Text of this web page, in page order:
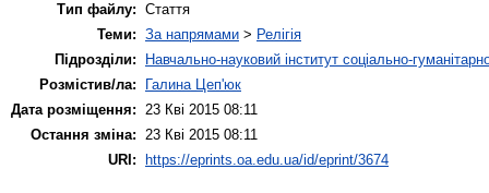
Тип файлу: Стаття
Теми: За напрямами > Релігія
Підрозділи:
Навчально-науковий інститут соціально-
Розмістив/ла:
Галина Цеп'юк
Дата розміщення: 23 Кві 2015 08:11
Остання зміна: 23 Кві 2015 08:11
URI:
https://eprints.oa.edu.ua/id/eprint/3674